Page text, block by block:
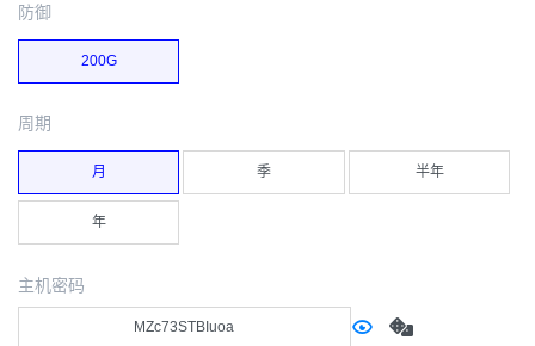
防御
200G
周期
月 季 半年
年
主机密码